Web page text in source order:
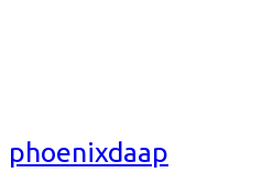
phoenixdaap